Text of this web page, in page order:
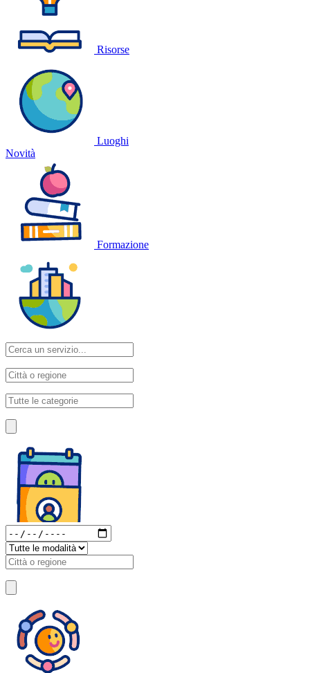
Risorse
Luoghi
Novità
Formazione